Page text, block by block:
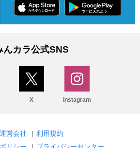
んカラ公式SNS
X Instagram
運営会社 | 利用規約